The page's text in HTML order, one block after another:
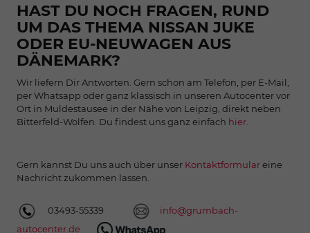
HAST DU NOCH FRAGEN, RUND
UM DAS THEMA NISSAN JUKE
ODER EU-NEUWAGEN AUS
DÄNEMARK?
Wir liefern Dir Antworten. Gern schon am Telefon, per E-Mail,
per Whatsapp oder ganz klassisch in unseren Autocenter vor
Ort in Muldestausee in der Nähe von Leipzig, direkt neben
Bitterfeld-Wolfen. Du findest uns ganz einfach hier.
Gern kannst Du uns auch über unser Kontaktformulareine
Nachricht zukommen lassen.
03493-55339
info@grumbach-
autocenter.de